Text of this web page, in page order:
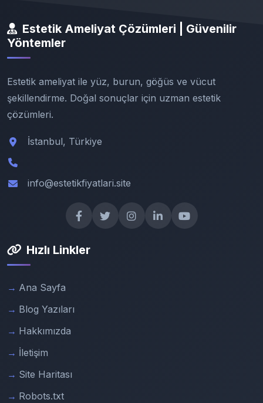
Estetik Ameliyat Çözümleri | Güvenilir
Yöntemler
Estetik ameliyat ile yüz, burun, göğüs ve vücut
şekillendirme. Doğal sonuçlar için uzman estetik
çözümleri.
İstanbul, Türkiye
info@estetikfiyatlari.site
Hızlı Linkler
Ana Sayfa
Blog Yazıları
Hakkımızda
İletişim
Site Haritası
Robots.txt